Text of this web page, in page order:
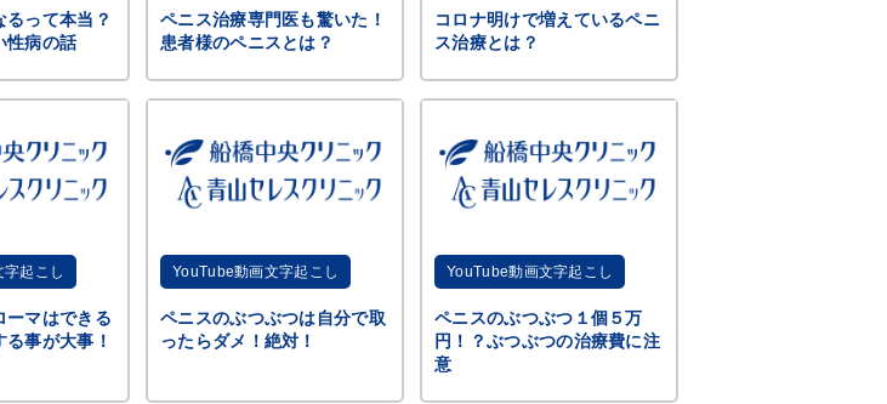
るって本当？
性病の話
ペニス治療専門医も驚いた！
患者様のペニスとは？
コロナ明けで増えているペニ
ス治療とは？
起こし
ーマはできる
事が大事！
YouTube動画文字起こし
ペニスのぶつぶつは自分で取
ったらダメ！絶対！
YouTube動画文字起こし
ペニスのぶつぶつ１個５万
円！？ぶつぶつの治療費に注
意